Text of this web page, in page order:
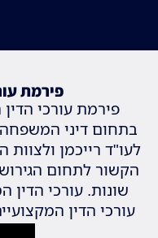
פירמת
פירמת עורכי
בתחום דיני המשפחה,
הקשור לתחום
שונות. עורכי
עורכי הדין